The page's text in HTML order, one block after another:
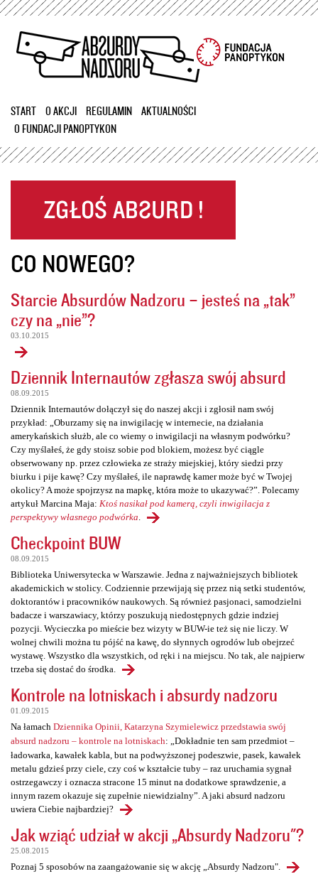
Przejdź
treści
START O AKCJI REGULAMIN
AKTUALNOŚCI
O FUNDACJI PANOPTYKON
CO NOWEGO?
Starcie Absurdów Nadzoru – jesteś na „tak”
czy na „nie”?
03.10.2015
Dziennik Internautów zgłasza swój absurd
08.09.2015
Dziennik Internautów dołączył się do naszej akcji i zgłosił nam swój
przykład: „Oburzamy się na inwigilację w internecie, na działania
amerykańskich służb, ale co wiemy o inwigilacji na własnym podwórku?
Czy myślałeś, że gdy stoisz sobie pod blokiem, możesz być ciągle
obserwowany np. przez człowieka ze straży miejskiej, który siedzi przy
biurku i pije kawę? Czy myślałeś, ile naprawdę kamer może być w Twojej
okolicy? A może spojrzysz na mapkę, która może to ukazywać?”. Polecamy
artykuł Marcina Maja: Ktoś nasikał pod kamerą, czyli inwigilacja z
perspektywy własnego podwórka
Checkpoint BUW
08.09.2015
Biblioteka Uniwersytecka w Warszawie. Jedna z najważniejszych bibliotek
akademickich w stolicy. Codziennie przewijają się przez nią setki studentów,
doktorantów i pracowników naukowych. Są również pasjonaci, samodzielni
badacze i warszawiacy, którzy poszukują niedostępnych gdzie indziej
pozycji. Wycieczka po mieście bez wizyty w BUW-ie też się nie liczy. W
wolnej chwili można tu pójść na kawę, do słynnych ogrodów lub obejrzeć
wystawę. Wszystko dla wszystkich, od ręki i na miejscu. No tak, ale najpierw
trzeba się dostać do środka.
Kontrole na lotniskach i absurdy nadzoru
01.09.2015
Na łamach Dziennika Opinii, Katarzyna Szymielewicz przedstawia swój
absurd nadzoru – kontrole na lotniskach: „Dokładnie ten sam przedmiot –
ładowarka, kawałek kabla, but na podwyższonej podeszwie, pasek, kawałek
metalu gdzieś przy ciele, czy coś w kształcie tuby – raz uruchamia sygnał
ostrzegawczy i oznacza stracone 15 minut na dodatkowe sprawdzenie, a
innym razem okazuje się zupełnie niewidzialny”. A jaki absurd nadzoru
uwiera Ciebie najbardziej?
Jak wziąć udział w akcji „Absurdy Nadzoru"?
25.08.2015
Poznaj 5 sposobów na zaangażowanie się w akcję „Absurdy Nadzoru".